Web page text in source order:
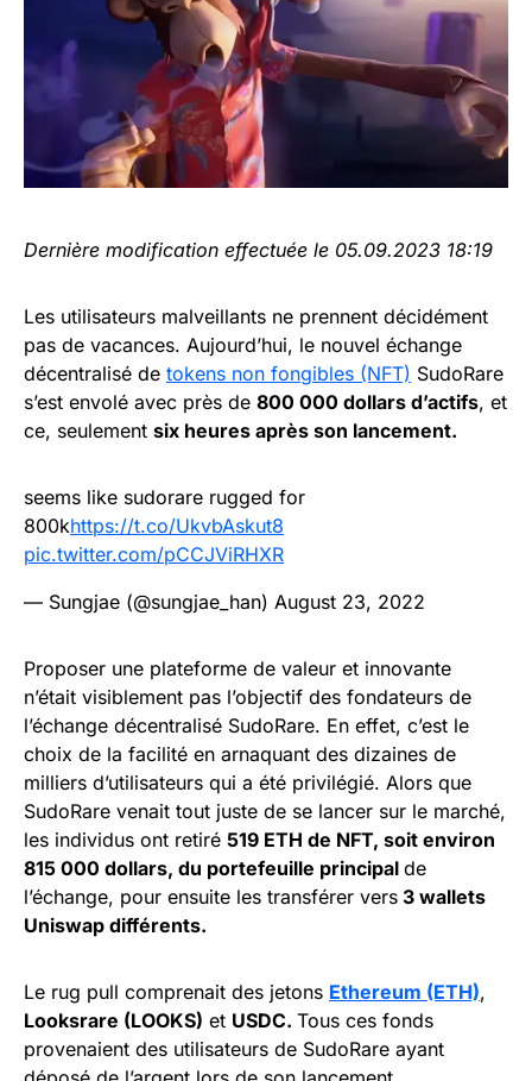
Dernière modification effectuée le 05.09.2023 18:19
Les utilisateurs malveillants ne prennent décidément
pas de vacances. Aujourd’hui, le nouvel échange
décentralisé de tokens non fongibles (NFT) SudoRare
s’est envolé avec près de 800 000 dollars d’actifs, et
ce, seulement six heures après son lancement.
seems like sudorare rugged for
800khttps://t.co/UkvbAskut8
pic.twitter.com/pCCJViRHXR
— Sungjae (@sungjae_han) August 23, 2022
Proposer une plateforme de valeur et innovante
n’était visiblement pas l’objectif des fondateurs de
l’échange décentralisé SudoRare. En effet, c’est le
choix de la facilité en arnaquant des dizaines de
milliers d’utilisateurs qui a été privilégié. Alors que
SudoRare venait tout juste de se lancer sur le marché,
les individus ont retiré 519 ETH de NFT, soit environ
815 000 dollars, du portefeuille principal de
l’échange, pour ensuite les transférer vers 3 wallets
Uniswap différents.
Le rug pull comprenait des jetons Ethereum (ETH),
Looksrare (LOOKS) et USDC. Tous ces fonds
provenaient des utilisateurs de SudoRare ayant